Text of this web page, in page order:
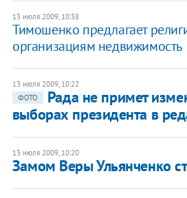
13 июля 2009, 10:38
Тимошенко предлагает
организациям недвижимость
13 июля 2009, 10:22
ФОТО
Рада не примет
выборах президента в
13 июля 2009, 10:20
Замом Веры Ульянченко